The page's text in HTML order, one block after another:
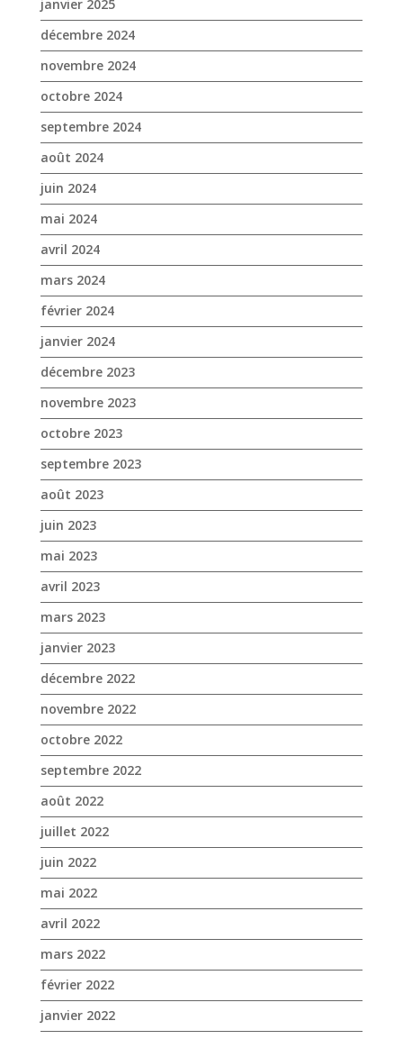
août 2024
juin 2024
mai 2024
avril 2024
mars 2024
février 2024
janvier 2024
décembre 2023
novembre 2023
octobre 2023
septembre 2023
août 2023
juin 2023
mai 2023
avril 2023
mars 2023
janvier 2023
décembre 2022
novembre 2022
octobre 2022
septembre 2022
août 2022
juillet 2022
juin 2022
mai 2022
avril 2022
mars 2022
février 2022
janvier 2022
décembre 2021
novembre 2021
octobre 2021
septembre 2021
août 2021